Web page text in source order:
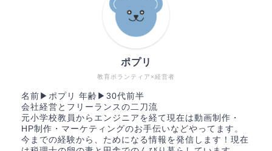
教育ボランティア×経営者
ポプリ
名前▶︎ポプリ 年齢▶︎30代前半
会社経営とフリーランスの二刀流
元小学校教員からエンジニアを経て現在は動画制作・
HP制作・マーケティングのお手伝いなどやってます。
今までの経験から、ためになる情報を発信します！現在